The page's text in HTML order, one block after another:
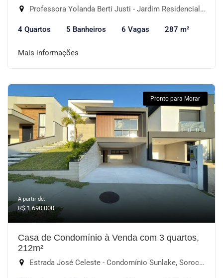
Professora Yolanda Berti Justi - Jardim Residencial Giverny, Sorocaba-SP
4 Quartos 5 Banheiros 6 Vagas 287 m²
Mais informações
Pronto para Morar
A partir de:
R$ 1.690.000
Casa de Condomínio à Venda com 3 quartos,
212m²
Estrada José Celeste - Condomínio Sunlake, Sorocaba-SP